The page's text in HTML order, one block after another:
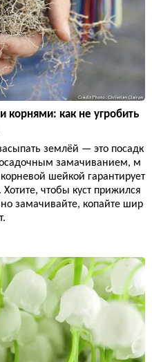
корнями: как не угробить
землёй — это посадк
замачиванием, м
шейкой гарантирует
чтобы куст прижился
замачивайте, копайте шир